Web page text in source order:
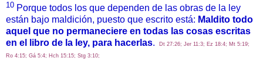
10 Porque todos los que dependen de las obras de la ley
están bajo maldición, puesto que escrito está: Maldito todo
aquel que no permaneciere en todas las cosas escritas
en el libro de la ley, para hacerlas.
Dt 27:26; Jer 11:3; Ez 18:4; Mt 5:19;
Ro 4:15; Gá 5:4; Hch 15:15; Stg 3:10;